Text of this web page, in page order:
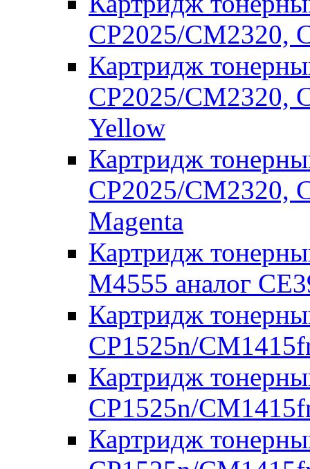
CP2025/CM2320,
Картридж
CP2025/CM2320,
Yellow
Картридж
CP2025/CM2320,
Magenta
Картридж
M4555 аналог
Картридж
CP1525n/
Картридж
CP1525n/
Картридж